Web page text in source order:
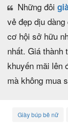
Những đôi
vẻ đẹp dịu
cơ hội sở hữu
nhất. Giá thành
khuyến mãi lên
mà không mua
Giày búp bê nữ